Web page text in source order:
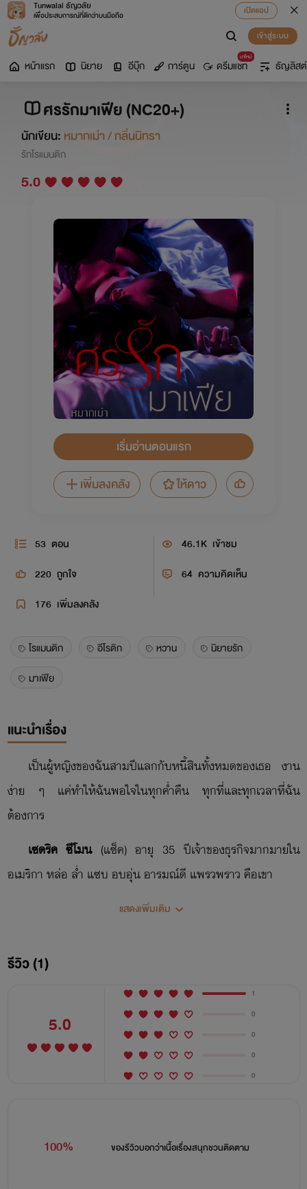
Tunwalai ธัญวลัย
เพื่อประสบการณ์ที่ดีกว่าบนมือถือ
เปิดแอป
เข้าสู่ระบบ
หน้าแรก นิยาย อีบุ๊ก การ์ตูน
มาใหม่
ดรีมแชท ธัญลิสต์
ศรรักมาเฟีย (NC20+)
นักเขียน: หมากเม่า / กลิ่นนิทรา
รักโรแมนติก
5.0
เริ่มอ่านตอนแรก
เพิ่มลงคลัง
ให้ดาว
53 ตอน 46.1K เข้าชม
220 ถูกใจ 64 ความคิดเห็น
176 เพิ่มลงคลัง
โรแมนติก อีโรติก หวาน
นิยายรัก
มาเฟีย
แนะนำเรื่อง
เป็นผู้หญิงของฉันสามปีแลกกับหนี้สินทั้งหมดของเธอ งาน
ง่าย ๆ แค่ทำให้ฉันพอใจในทุกค่ำคืน ทุกที่และทุกเวลาที่ฉัน
ต้องการ
เซดริค ซีโมน(แซ็ค) อายุ 35 ปีเจ้าของธุรกิจมากมายใน
อเมริกา หล่อ ล่ำ แซบ อบอุ่น อารมณ์ดี แพรวพราว คือเขา
อายุ 28 ปี คุณหนูตกยาก ที่ต้องสู้ชีวิตเพื่อ
บรูโน่ เฉิน
เพื่อให้ได้มาซึ่งความพอใจ
ทอฝันอายุ 23 ปี สาวสวยลูกสาวคนเดียวของท่านทูตใหญ่
เติบโตมาท่ามกลางการถูกตามใจ มีความมั่นใจในตัวเองเต็มเปี่ยม
เรื่องนี้เป็นแนวอีโรติก/โรแมนติกแบบเบา ๆ นะคะเป็นเรื่อง
แสดงเพิ่มเติม
รีวิว (1)
5.0
1
0
0
0
0
100% ของรีวิวบอกว่าเนื้อเรื่องสนุกชวนติดตาม